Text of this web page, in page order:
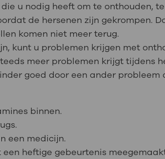
u nodig heeft om te onthouden,
de hersenen zijn gekrompen.
komen niet meer terug.
kunt u problemen krijgen met
meer problemen krijgt tijdens
goed door een ander
binnen.
een medicijn.
een heftige gebeurtenis